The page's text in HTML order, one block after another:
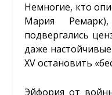
Немногие, кто
Мария
подвергались
даже
XV остановить
Эйфория от